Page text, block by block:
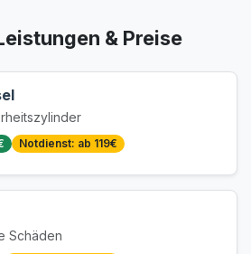
& Preise
Notdienst: ab 119€
Schäden